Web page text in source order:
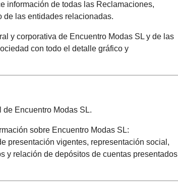
información de todas las Reclamaciones,
de las entidades relacionadas.
y corporativa de Encuentro Modas SL y de las
con todo el detalle gráfico y
Encuentro Modas SL.
sobre Encuentro Modas SL:
presentación vigentes, representación social,
y relación de depósitos de cuentas presentados